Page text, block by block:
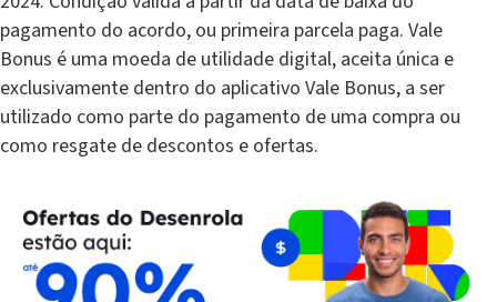
pagamento do acordo, ou primeira parcela paga. Vale
Bonus é uma moeda de utilidade digital, aceita única e
exclusivamente dentro do aplicativo Vale Bonus, a ser
utilizado como parte do pagamento de uma compra ou
como resgate de descontos e ofertas.